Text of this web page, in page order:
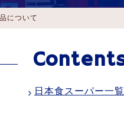
について
日本食スーパー一覧